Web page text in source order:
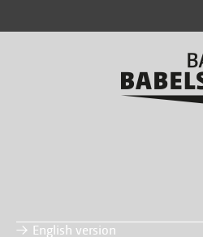
English version